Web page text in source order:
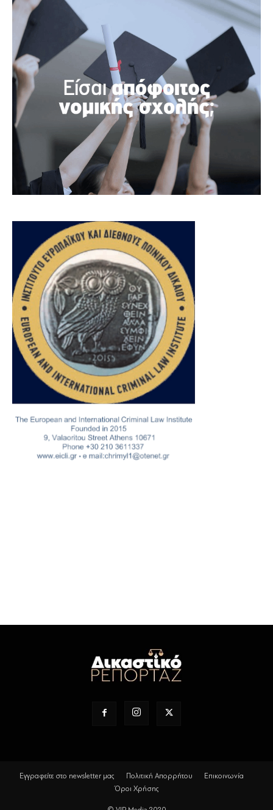
Εγγραφείτε στο newsletter μας Πολιτική Απορρήτου
Επικοινωνία
Όροι Χρήσης